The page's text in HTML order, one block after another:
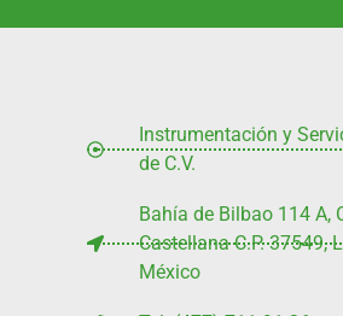
Instrumentación y
de C.V.
Bahía de Bilbao 114 A,
Castellana C.P. 37549,
México